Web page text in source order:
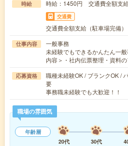
時給 時給：1450円 交通費全額支
交通費
交通費全額支給（駐車場完備）
仕事内容
一般事務
未経験でもできるかんたん一
内容＞・社内伝票整理・資料
応募資格
職種未経験OK / ブランクOK /
要
事務職未経験でも大歓迎！！
職場の雰囲気
年齢層
20代
30代